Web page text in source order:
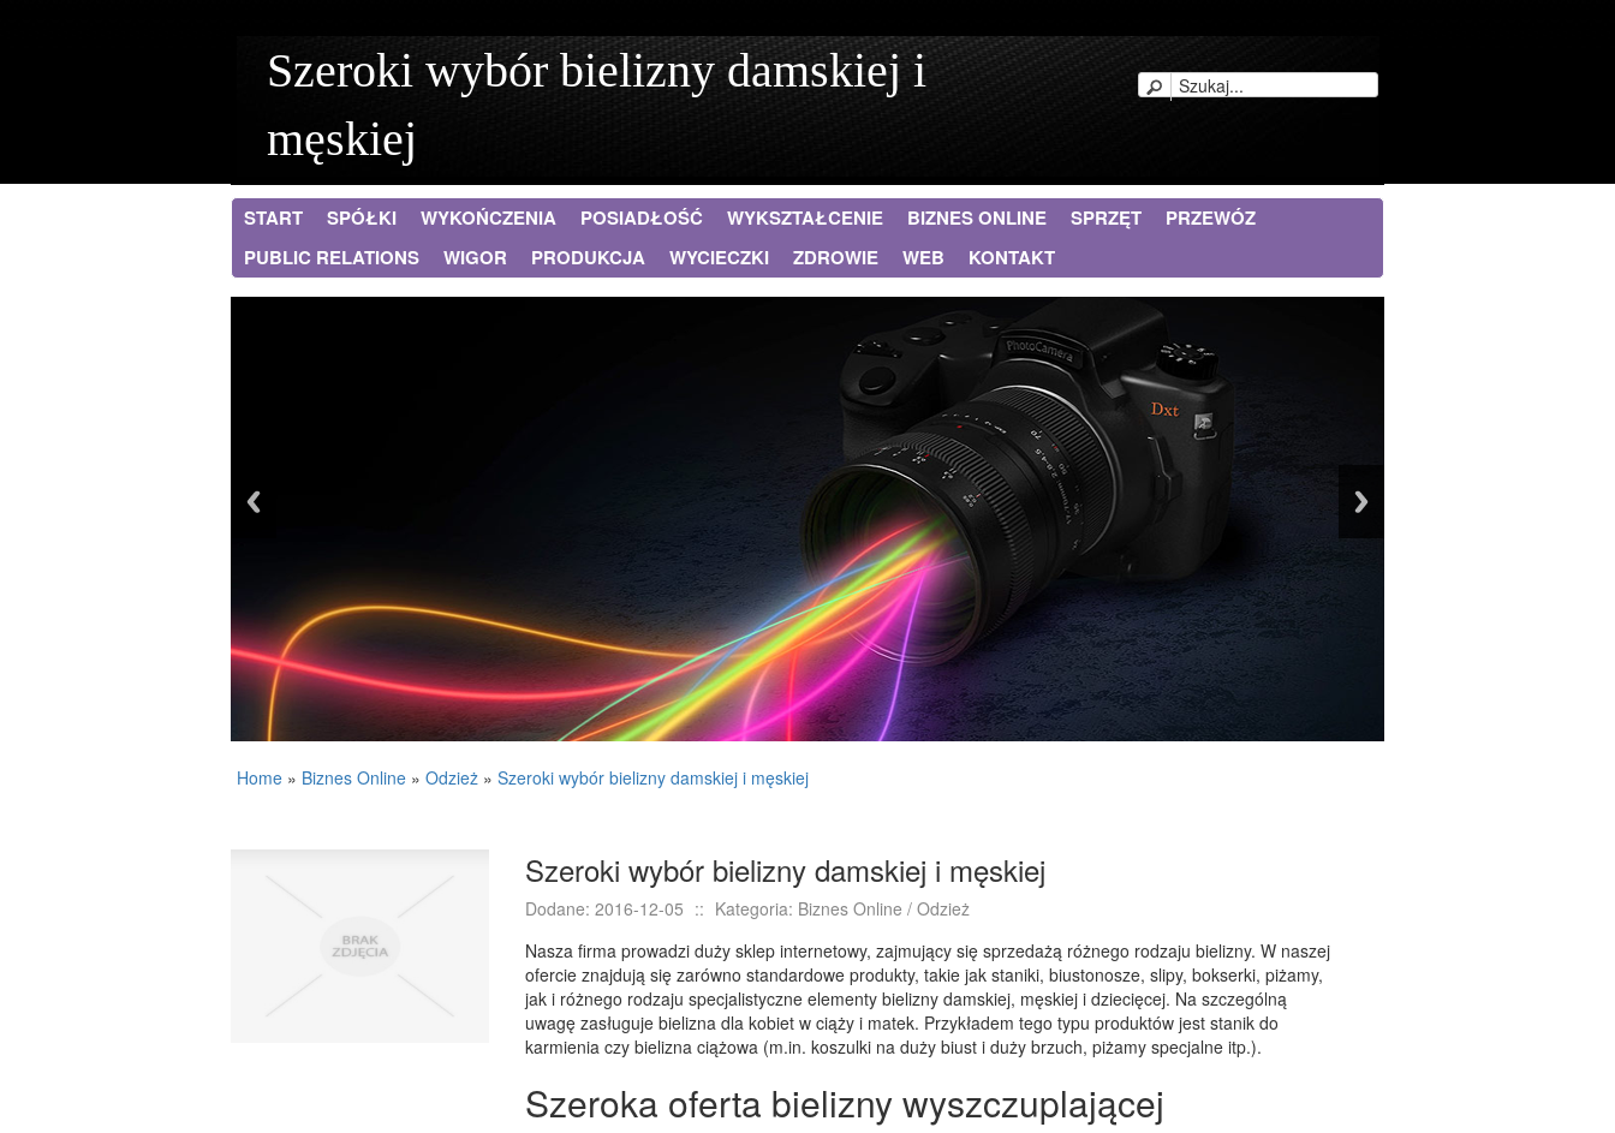
Szeroki wybór bielizny damskiej i
męskiej
START SPÓŁKI WYKOŃCZENIA POSIADŁOŚĆ WYKSZTAŁCENIE BIZNES ONLINE SPRZĘT
PRZEWÓZ
PUBLIC RELATIONS
WIGOR PRODUKCJA WYCIECZKI ZDROWIE WEB KONTAKT
Home » Biznes Online » Odzież » Szeroki wybór bielizny damskiej i męskiej
Szeroki wybór bielizny damskiej i męskiej
Dodane: 2016-12-05 :: Kategoria: Biznes Online / Odzież
Nasza firma prowadzi duży sklep internetowy, zajmujący się sprzedażą różnego rodzaju bielizny. W naszej
ofercie znajdują się zarówno standardowe produkty, takie jak staniki, biustonosze, slipy, bokserki, piżamy,
jak i różnego rodzaju specjalistyczne elementy bielizny damskiej, męskiej i dziecięcej. Na szczególną
uwagę zasługuje bielizna dla kobiet w ciąży i matek. Przykładem tego typu produktów jest stanik do
karmienia czy bielizna ciążowa (m.in. koszulki na duży biust i duży brzuch, piżamy specjalne itp.).
Szeroka oferta bielizny wyszczuplającej